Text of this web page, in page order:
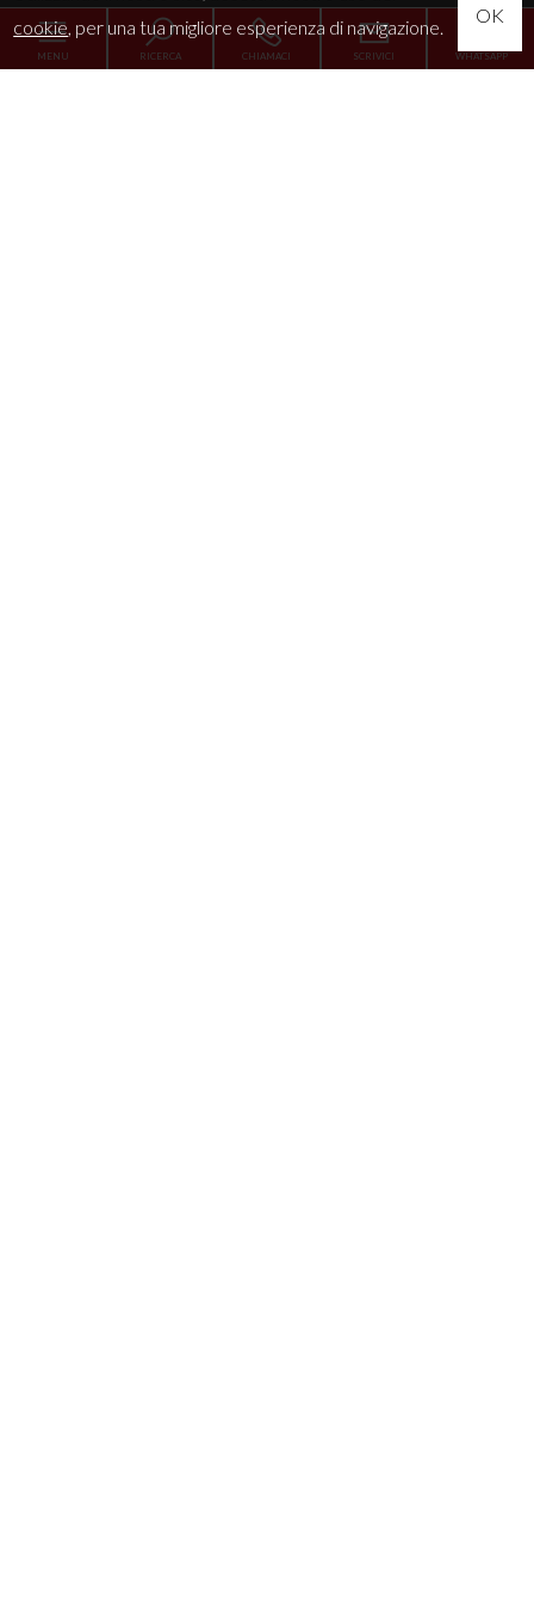
MENU RICERCA CHIAMACI SCRIVICI WHATSAPP
cookie, per una tua migliore esperienza di navigazione.
OK